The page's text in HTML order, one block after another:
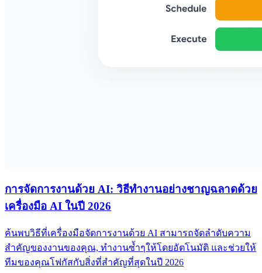
การจัดการงานด้วย AI: วิธีทำงานอย่างชาญฉลาดด้วย
เครื่องมือ AI ในปี 2026
ค้นพบวิธีที่เครื่องมือจัดการงานด้วย AI สามารถจัดลำดับความ
สำคัญของงานของคุณ, ทำงานซ้ำๆให้โดยอัตโนมัติ และช่วยให้
ทีมของคุณโฟกัสกับสิ่งที่สำคัญที่สุดในปี 2026